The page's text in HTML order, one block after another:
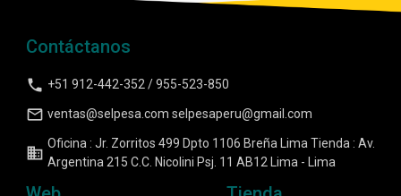
Contáctanos
phone +51 912-442-352 / 955-523-850
mail_outline ventas@selpesa.com selpesaperu@gmail.com
business
Oficina : Jr. Zorritos 499 Dpto 1106 Breña Lima Tienda : Av.
Argentina 215 C.C. Nicolini Psj. 11 AB12 Lima - Lima